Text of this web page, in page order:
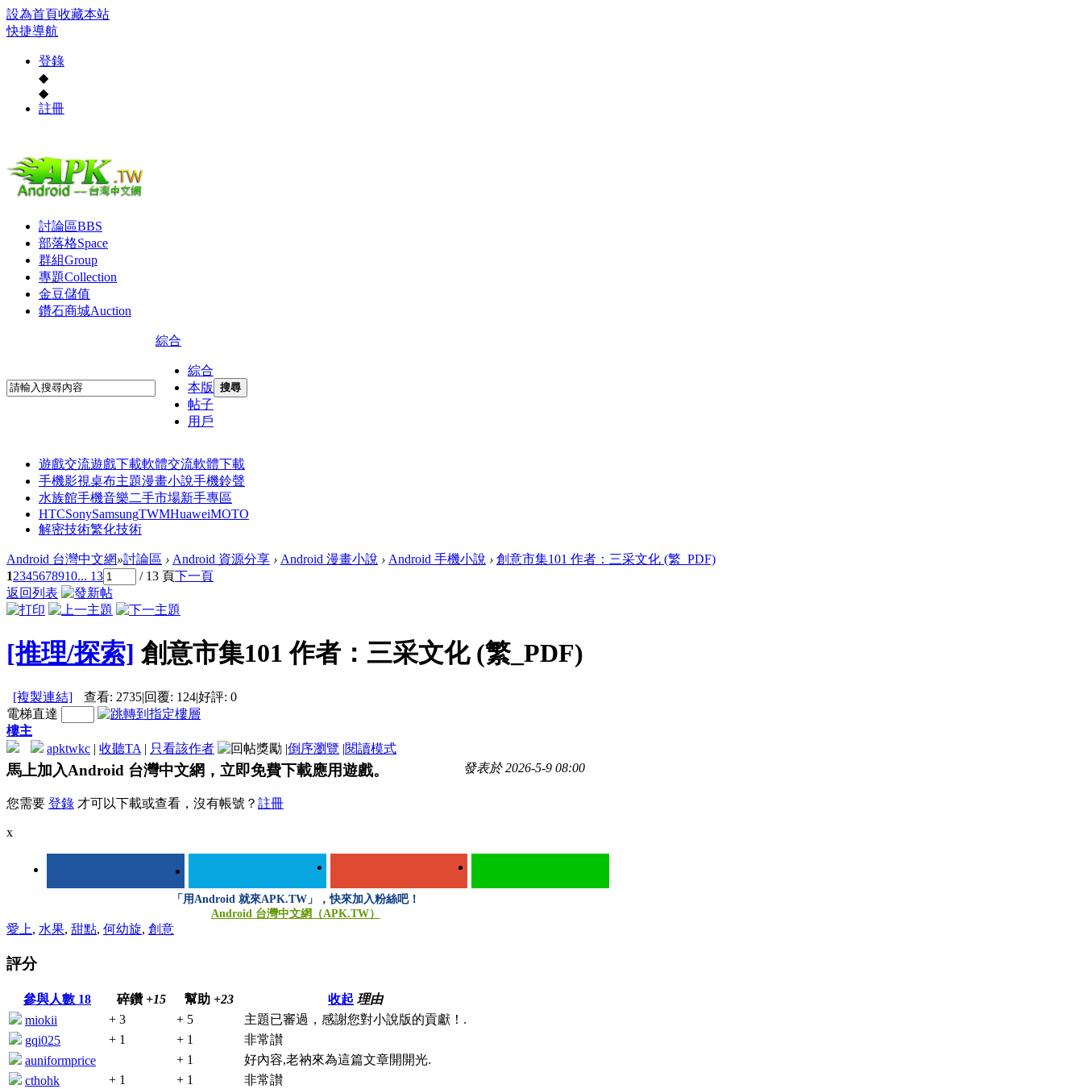
設為首頁收藏本站
快捷導航
登錄
◆
◆
註冊
討論區BBS
部落格Space
群組Group
專題Collection
金豆儲值
鑽石商城Auction
綜合
綜合
本版
帖子
用戶
搜尋
遊戲交流遊戲下載軟體交流軟體下載
手機影視桌布主題漫畫小說手機鈴聲
水族館手機音樂二手市場新手專區
HTCSonySamsungTWMHuaweiMOTO
解密技術繁化技術
Android 台灣中文網»討論區 › Android 資源分享 › Android 漫畫小說 › Android 手機小說 › 創意市集101 作者：三采文化 (繁_PDF)
12345678910... 13 / 13 頁下一頁
返回列表
[推理/探索] 創意市集101 作者：三采文化 (繁_PDF)
[複製連結] 查看: 2735|回覆: 124|好評: 0
電梯直達
樓主
apktwkc | 收聽TA | 只看該作者 |倒序瀏覽 |閱讀模式
發表於 2026-5-9 08:00
馬上加入Android 台灣中文網，立即免費下載應用遊戲。
您需要 登錄 才可以下載或查看，沒有帳號？ 註冊
x
登錄/註冊後可看大圖
「用Android 就來APK.TW」，快來加入粉絲吧！
Android 台灣中文網（APK.TW）
愛上, 水果, 甜點, 何幼旋, 創意
評分
參與人數 18 碎鑽 +15 幫助 +23 收起 理由
miokii
+ 3 + 5
主題已審過，感謝您對小說版的貢獻！.
gqi025
+ 1 + 1
非常讃
auniformprice
+ 1
好內容,老衲來為這篇文章開開光.
cthohk
+ 1 + 1
非常讃